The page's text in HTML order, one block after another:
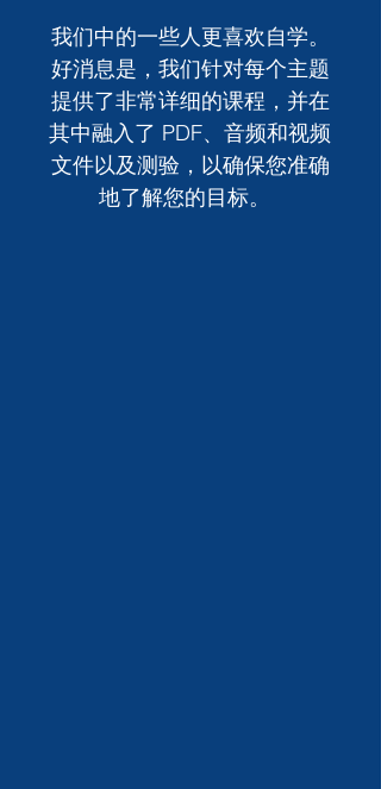
我们中的一些人更喜欢自学。
好消息是，我们针对每个主题
提供了非常详细的课程，并在
其中融入了 PDF、音频和视频
文件以及测验，以确保您准确
地了解您的目标。